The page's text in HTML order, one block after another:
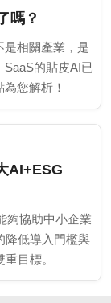
嗎？
是相關產業，是
的貼皮AI已
您解析！
AI+ESG
夠協助中小企業
降低導入門檻與
目標。